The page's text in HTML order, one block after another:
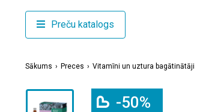
Preču katalogs
Sākums Preces Vitamīni un uztura bagātinātāji
-50%